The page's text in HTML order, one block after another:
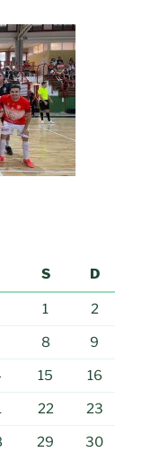
S D
1 2
8 9
15 16
22 23
29 30